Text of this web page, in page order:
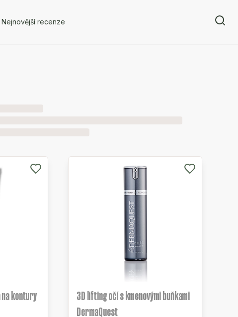
Nejnovější recenze
na kontury
3D lifting očí s kmenovými buňkami
DermaQuest